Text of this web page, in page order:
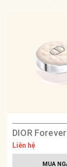
Liên hệ
MUA